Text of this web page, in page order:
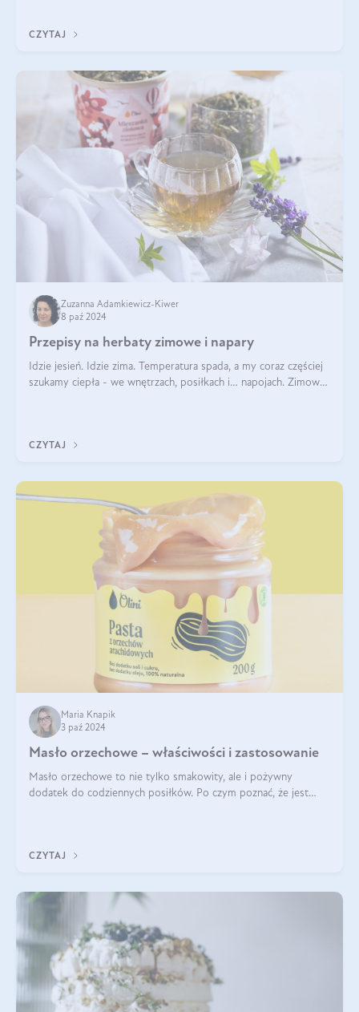
CZYTAJ
Zuzanna Adamkiewicz-Kiwer
8 paź 2024
Przepisy na herbaty zimowe i napary
Idzie jesień. Idzie zima. Temperatura spada, a my coraz częściej
szukamy ciepła - we wnętrzach, posiłkach i… napojach. Zimowe
CZYTAJ
Maria Knapik
3 paź 2024
Masło orzechowe – właściwości i zastosowanie
Masło orzechowe to nie tylko smakowity, ale i pożywny
dodatek do codziennych posiłków. Po czym poznać, że jest
CZYTAJ